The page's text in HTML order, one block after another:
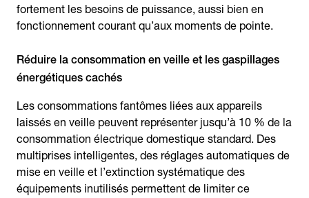
fortement les besoins de puissance, aussi bien en
fonctionnement courant qu’aux moments de pointe.
Réduire la consommation en veille et les gaspillages
énergétiques cachés
Les consommations fantômes liées aux appareils
laissés en veille peuvent représenter jusqu’à 10 % de la
consommation électrique domestique standard. Des
multiprises intelligentes, des réglages automatiques de
mise en veille et l’extinction systématique des
équipements inutilisés permettent de limiter ce